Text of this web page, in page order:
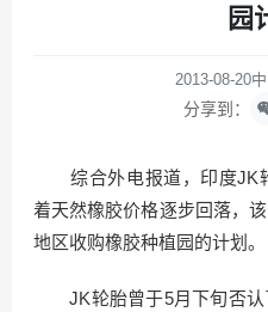
园
2013-08-20
分享到：
综合外电报道，印度JK
着天然橡胶价格逐步回落，
地区收购橡胶种植园的计划。
JK轮胎曾于5月下旬否认